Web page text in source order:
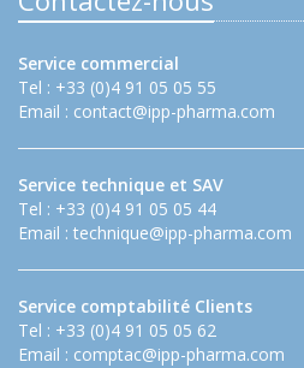
Service commercial
Tel : +33 (0)4 91 05 05 55
Email : contact@ipp-pharma.com
Service technique et SAV
Tel : +33 (0)4 91 05 05 44
Email : technique@ipp-pharma.com
Service comptabilité Clients
Tel : +33 (0)4 91 05 05 62
Email : comptac@ipp-pharma.com